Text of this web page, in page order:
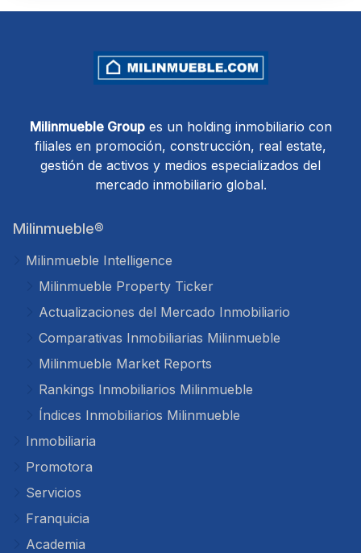
Milinmueble Groupes un holding inmobiliario con
filiales en promoción, construcción, real estate,
gestión de activos y medios especializados del
mercado inmobiliario global.
Milinmueble®
Milinmueble Intelligence
Milinmueble Property Ticker
Actualizaciones del Mercado Inmobiliario
Comparativas Inmobiliarias Milinmueble
Milinmueble Market Reports
Rankings Inmobiliarios Milinmueble
Índices Inmobiliarios Milinmueble
Inmobiliaria
Promotora
Servicios
Franquicia
Academia